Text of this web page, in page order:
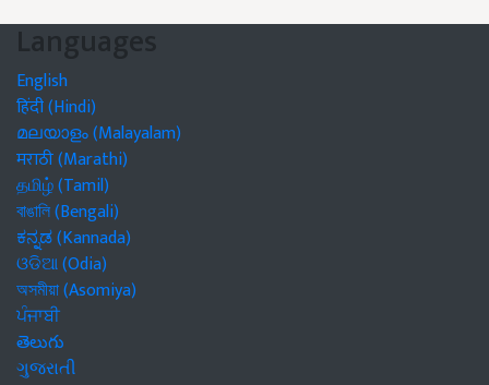
Languages
English
हिंदी (Hindi)
മലയാളം (Malayalam)
मराठी (Marathi)
தமிழ் (Tamil)
বাঙালি (Bengali)
ಕನ್ನಡ (Kannada)
ଓଡିଆ (Odia)
অসমীয়া (Asomiya)
ਪੰਜਾਬੀ
తెలుగు
ગુજરાતી